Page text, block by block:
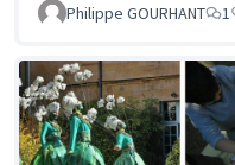
Philippe GOURHANT
1